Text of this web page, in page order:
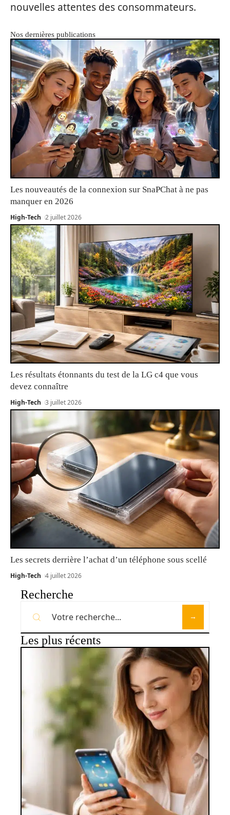
nouvelles attentes des consommateurs.
Nos dernières publications
Les nouveautés de la connexion sur SnaPChat à ne pas
manquer en 2026
High-Tech 2 juillet 2026
Les résultats étonnants du test de la LG c4 que vous
devez connaître
High-Tech 3 juillet 2026
Les secrets derrière l’achat d’un téléphone sous scellé
High-Tech 4 juillet 2026
Recherche
Les plus récents